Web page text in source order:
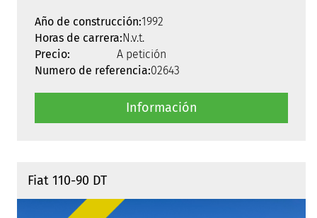
Año de construcción:1992
Horas de carrera:N.v.t.
Precio:
A petición
Numero de referencia:02643
Información
Fiat 110-90 DT